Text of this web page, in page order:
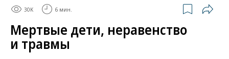
30K 6 мин.
Мертвые дети, неравенство
и травмы